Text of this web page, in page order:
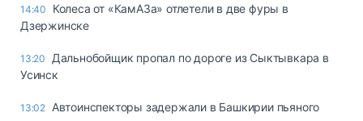
14:40
Колеса от «КамАЗа» отлетели в две фуры в
Дзержинске
13:20
Дальнобойщик пропал по дороге из Сыктывкара в
Усинск
13:02 Автоинспекторы задержали в Башкирии пьяного